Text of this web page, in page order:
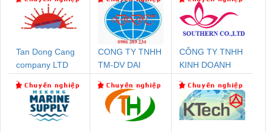
Tan Dong Cang
company LTD
CONG TY TNHH
TM-DV DAI
CÔNG TY TNHH
KINH DOANH
PHƯƠNG NAM